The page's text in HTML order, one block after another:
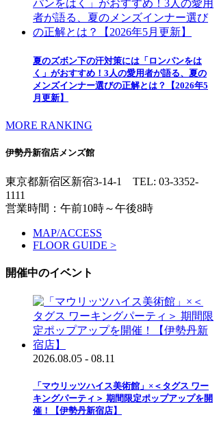
夏のズボン下の汗対策には「ロンパンをは
く」がおすすめ！3人の愛用者が語る、夏の
メンズインナー選びの正解とは？【2026年5
月更新】
MORE RANKING
伊勢丹新宿店メンズ館
東京都新宿区新宿3-14-1 TEL: 03-3352-
1111
営業時間：午前10時～午後8時
MAP/ACCESS
FLOOR GUIDE >
開催中のイベント
2026.08.05 - 08.11
「マウリッツハイス美術館」×＜タグス ワー
キングパーティ＞ 期間限定ポップアップを開
催！【伊勢丹新宿店】